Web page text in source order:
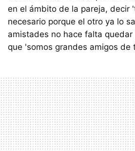
en el ámbito de la pareja, decir
necesario porque el otro ya lo
amistades no hace falta
que 'somos grandes amigos de